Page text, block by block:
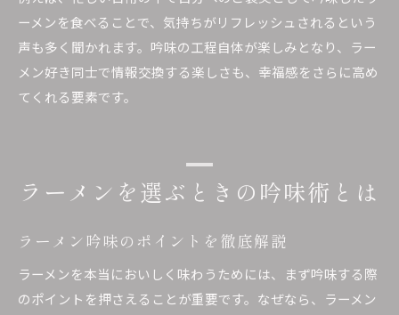
ーメンを食べることで、気持ちがリフレッシュされるという
声も多く聞かれます。吟味の工程自体が楽しみとなり、ラー
メン好き同士で情報交換する楽しさも、幸福感をさらに高め
てくれる要素です。
ラーメンを選ぶときの吟味術とは
ラーメン吟味のポイントを徹底解説
ラーメンを本当においしく味わうためには、まず吟味する際
のポイントを押さえることが重要です。なぜなら、ラーメン